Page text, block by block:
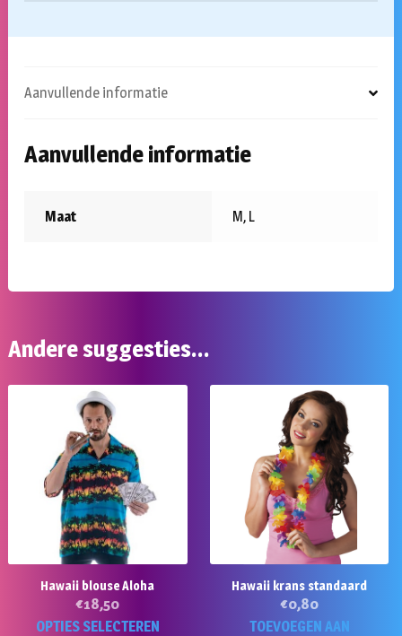
Aanvullende informatie
Aanvullende informatie
Maat M, L
Andere suggesties…
Hawaii blouse Aloha
€18,50
OPTIES SELECTEREN
Hawaii krans standaard
€0,80
TOEVOEGEN AAN